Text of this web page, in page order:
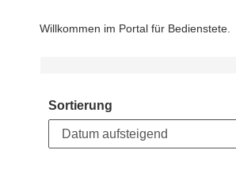
Willkommen im Portal für Bedienstete.
Sortierung